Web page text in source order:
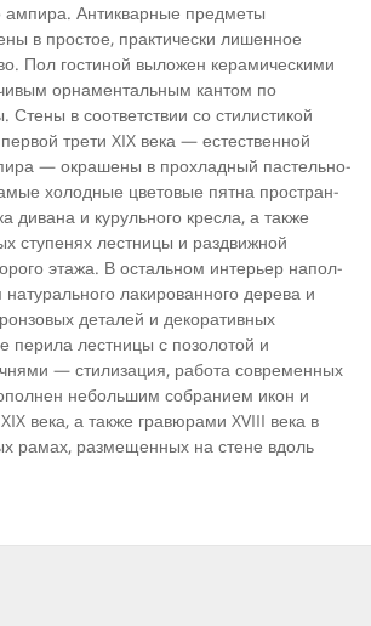
ампира. Антикварные предметы
в простое, практически лишенное
Пол гостиной выложен кера­мическими
орна­ментальным кантом по
Стены в соответствии со стилистикой
трети XIX века — есте­ственной
— окраше­ны в прохладный пастельно-
холодные цветовые пятна простран­
дивана и курульного кресла, а также
ступе­нях лестницы и раздвижной
этажа. В остальном интерьер напол­
лакирован­ного дерева и
деталей и декоративных
перила лестницы с позолотой и
— стилизация, работа совре­менных
неболь­шим собранием икон и
века, а также гравюрами XVIII века в
рамах, размещенных на стене вдоль